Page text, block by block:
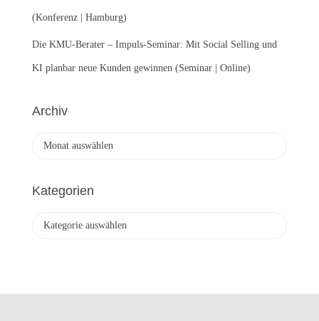
(Konferenz | Hamburg)
Die KMU-Berater – Impuls-Seminar: Mit Social Selling und
KI planbar neue Kunden gewinnen (Seminar | Online)
Archiv
h
Kategorien
o